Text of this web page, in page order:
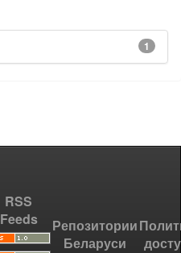
1
RSS
Feeds
Репозитории
Беларуси